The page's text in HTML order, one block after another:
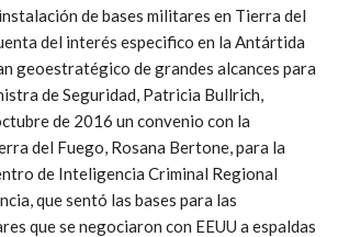
de bases militares en Tierra del
del interés especifico en la Antártida
geoestratégico de grandes alcances para
de Seguridad, Patricia Bullrich,
de 2016 un convenio con la
del Fuego, Rosana Bertone, para la
de Inteligencia Criminal Regional
que sentó las bases para las
que se negociaron con EEUU a espaldas